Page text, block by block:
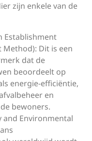
zijn enkele van de
Establishment
Method): Dit is een
dat de
beoordeelt op
energie-efficiëntie,
en
bewoners.
and Environmental